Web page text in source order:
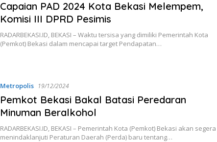
Capaian PAD 2024 Kota Bekasi Melempem,
Komisi III DPRD Pesimis
RADARBEKASI.ID, BEKASI – Waktu tersisa yang dimiliki Pemerintah Kota
(Pemkot) Bekasi dalam mencapai target Pendapatan…
Metropolis 19/12/2024
Pemkot Bekasi Bakal Batasi Peredaran
Minuman Beralkohol
RADARBEKASI.ID, BEKASI – Pemerintah Kota (Pemkot) Bekasi akan segera
menindaklanjuti Peraturan Daerah (Perda) baru tentang…